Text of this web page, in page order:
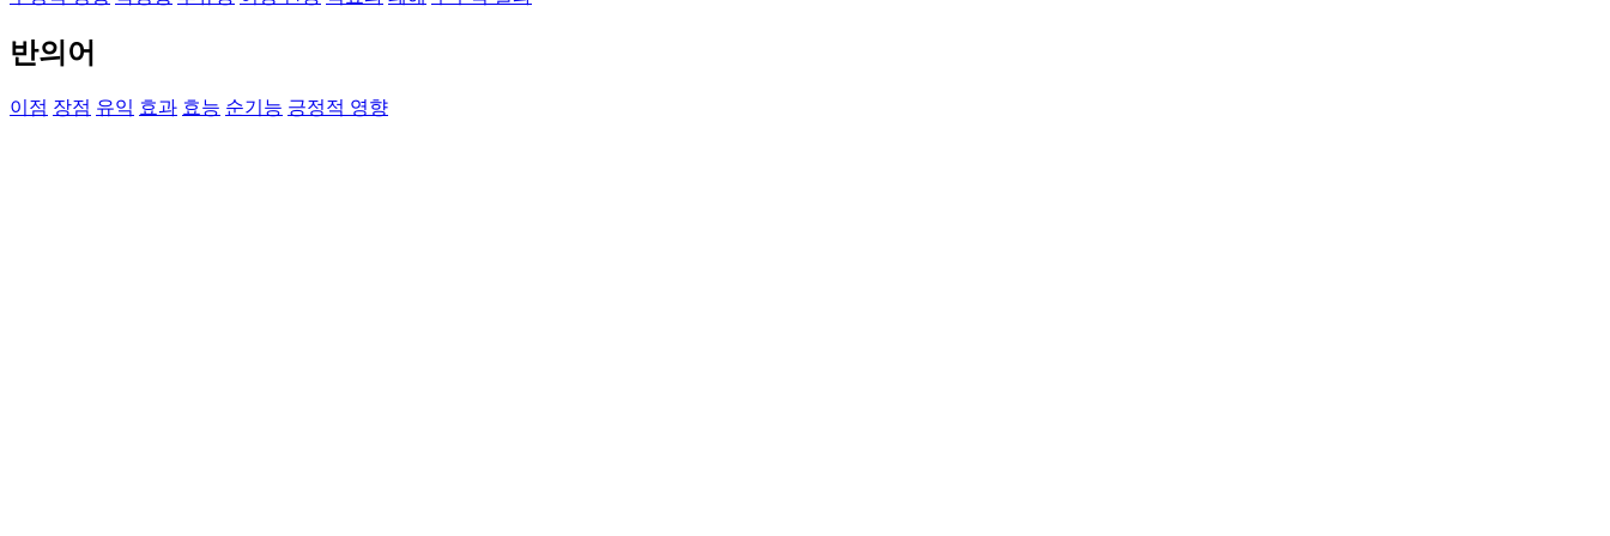
반의어
이점 장점 유익 효과 효능 순기능 긍정적 영향